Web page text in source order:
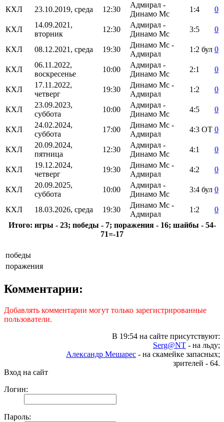
КХЛ 23.10.2019, среда 12:30
Адмирал -
Динамо Мс
1:4 0
КХЛ
14.09.2021,
вторник
12:30
Адмирал -
Динамо Мс
3:5 0
КХЛ 08.12.2021, среда 19:30
Динамо Мс -
Адмирал
1:2 бул 0
КХЛ
06.11.2022,
воскресенье
10:00
Адмирал -
Динамо Мс
2:1 0
КХЛ
17.11.2022,
четверг
19:30
Динамо Мс -
Адмирал
1:2 0
КХЛ
23.09.2023,
суббота
10:00
Адмирал -
Динамо Мс
4:5 0
КХЛ
24.02.2024,
суббота
17:00
Динамо Мс -
Адмирал
4:3 ОТ 0
КХЛ
20.09.2024,
пятница
12:30
Адмирал -
Динамо Мс
4:1 0
КХЛ
19.12.2024,
четверг
19:30
Динамо Мс -
Адмирал
4:2 0
КХЛ
20.09.2025,
суббота
10:00
Адмирал -
Динамо Мс
3:4 бул 0
КХЛ 18.03.2026, среда 19:30
Динамо Мс -
Адмирал
1:2
0
Итого: игры - 23; победы - 7; поражения - 16; шайбы - 54-
71=-17
победы
поражения
Комментарии:
Добавлять комментарии могут только зарегистрированные
пользователи.
В 19:54 на сайте присутствуют:
Serg@NT - на льду;
Александр Мешарес - на скамейке запасных;
зрителей - 64.
Вход на сайт
Логин:
Пароль: